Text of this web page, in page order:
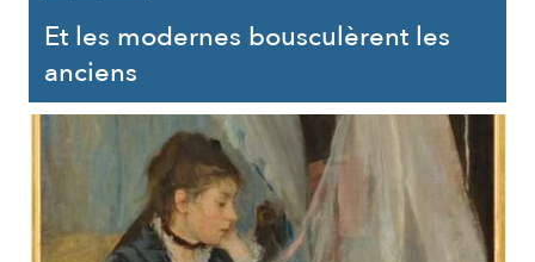
Et les modernes bousculèrent les
anciens